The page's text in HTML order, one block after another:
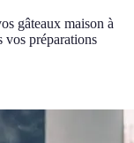
gâteaux maison à
vos préparations